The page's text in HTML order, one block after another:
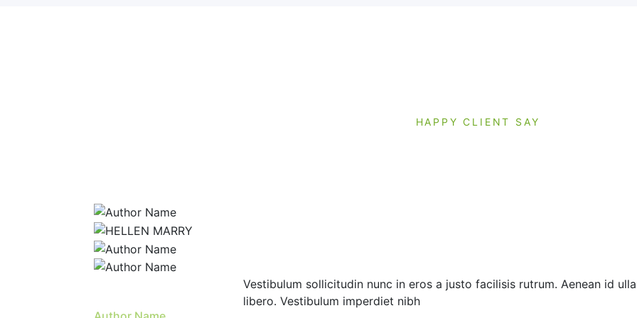
HAPPY CLIENT SAY
Vestibulum sollicitudin nunc in eros a justo facilisis rutrum. Aenean id
libero. Vestibulum imperdiet nibh